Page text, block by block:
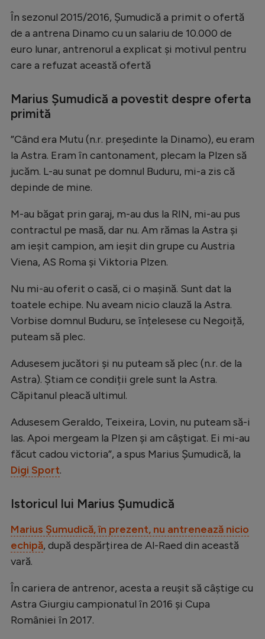
Campionate
Starurile fotbalului
EURO 2024
Clasamente
Handbal
Natație
Formula 1
Gimnastică
Auto
Alte sporturi
JO 2024
JO 2026
Intră în cont
În sezonul 2015/2016, Șumudică a primit o ofertă
de a antrena Dinamo cu un salariu de 10.000 de
euro lunar, antrenorul a explicat și motivul pentru
care a refuzat această ofertă
Marius Șumudică a povestit despre oferta
primită
”Când era Mutu (n.r. președinte la Dinamo), eu eram
la Astra. Eram în cantonament, plecam la Plzen să
jucăm. L-au sunat pe domnul Buduru, mi-a zis că
depinde de mine.
M-au băgat prin garaj, m-au dus la RIN, mi-au pus
contractul pe masă, dar nu. Am rămas la Astra și
am ieșit campion, am ieșit din grupe cu Austria
Viena, AS Roma și Viktoria Plzen.
Nu mi-au oferit o casă, ci o mașină. Sunt dat la
toatele echipe. Nu aveam nicio clauză la Astra.
Vorbise domnul Buduru, se înțelesese cu Negoiță,
puteam să plec.
Adusesem jucători și nu puteam să plec (n.r. de la
Astra). Știam ce condiții grele sunt la Astra.
Căpitanul pleacă ultimul.
Adusesem Geraldo, Teixeira, Lovin, nu puteam să-i
las. Apoi mergeam la Plzen și am câștigat. Ei mi-au
făcut cadou victoria”, a spus Marius Șumudică, la
Digi Sport.
Istoricul lui Marius Șumudică
Marius Șumudică, în prezent, nu antrenează nicio
echipă, după despărțirea de Al-Raed din această
vară.
În cariera de antrenor, acesta a reușit să câștige cu
Astra Giurgiu campionatul în 2016 și Cupa
României în 2017.